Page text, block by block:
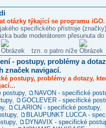
otázky týkající se programu iGO.
specifického přístroje
bude moderátorem přesunuta do
tzn. o patro níže
- postupy, problémy a
značek navigací.
postupy, problémy a dotazy,
postupy,
NAVON - specifické
,
GOCLEVER - specifické
, CLARION - specifické postupy,
,
BLAUPUNKT LUCCA -
,
DYNAVIX - specifické